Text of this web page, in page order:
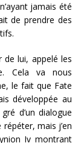
jamais été
de prendre des
de lui, appelé les
Cela va nous
le fait que Fate
développée au
d’un dialogue
mais j’en
Iv montrant